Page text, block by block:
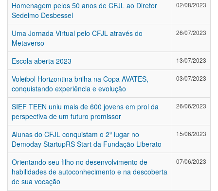
Homenagem pelos 50 anos de CFJL ao Diretor
Sedelmo Desbessel
02/08/2023
Uma Jornada Virtual pelo CFJL através do
Metaverso
26/07/2023
Escola aberta 2023 13/07/2023
Voleibol Horizontina brilha na Copa AVATES,
conquistando experiência e evolução
03/07/2023
SIEF TEEN uniu mais de 600 jovens em prol da
perspectiva de um futuro promissor
26/06/2023
Alunas do CFJL conquistam o 2º lugar no
Demoday StartupRS Start da Fundação Liberato
15/06/2023
Orientando seu filho no desenvolvimento de
habilidades de autoconhecimento e na descoberta
de sua vocação
07/06/2023